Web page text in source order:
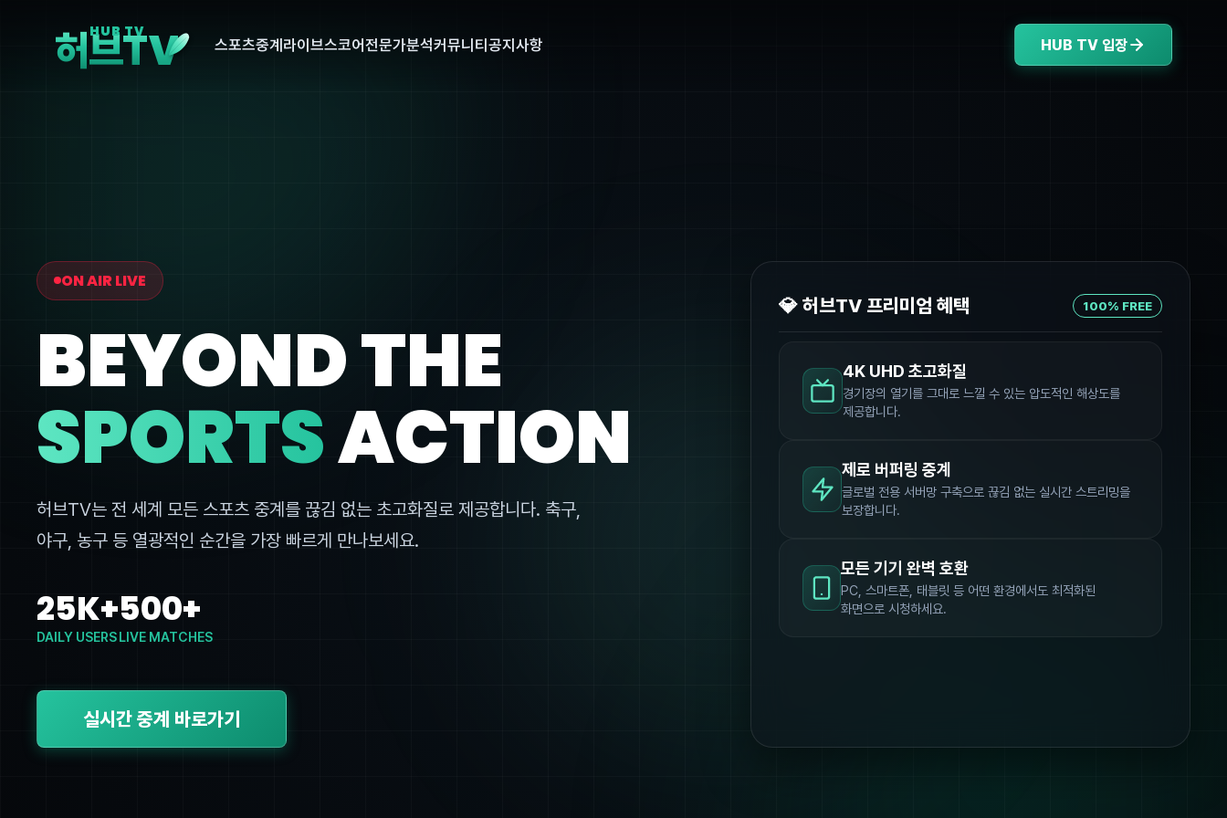
HUB TV
허브TV 스포츠중계 라이브스코어전문가분석커뮤니티 공지사항 HUB TV 입장
ON AIR LIVE
BEYOND THE
SPORTSACTION
허브TV는 전 세계 모든 스포츠 중계를 끊김 없는 초고화질로 제공합니다. 축구,
야구, 농구 등 열광적인 순간을 가장 빠르게 만나보세요.
25K+
DAILY USERS
500+
LIVE MATCHES
실시간 중계 바로가기
💎 허브TV 프리미엄 혜택 100% FREE
4K UHD 초고화질
경기장의 열기를 그대로 느낄 수 있는 압도적인 해상도를
제공합니다.
제로 버퍼링 중계
글로벌 전용 서버망 구축으로 끊김 없는 실시간 스트리밍을
보장합니다.
모든 기기 완벽 호환
PC, 스마트폰, 태블릿 등 어떤 환경에서도 최적화된
화면으로 시청하세요.